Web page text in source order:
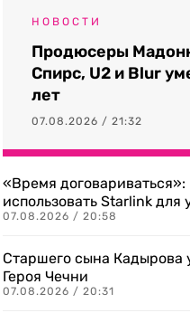
НОВОСТИ
Продюсеры
Спирс, U2 и Blur
лет
07.08.2026 / 21:32
«Время
использовать Starlink для
07.08.2026 / 20:58
Старшего сына Кадырова
Героя Чечни
07.08.2026 / 20:31